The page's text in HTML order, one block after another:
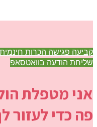
קביעה פגישה הכרות חינמית
שליחת הודעה בוואטסאפ
אני מטפלת
פה כדי לעזור